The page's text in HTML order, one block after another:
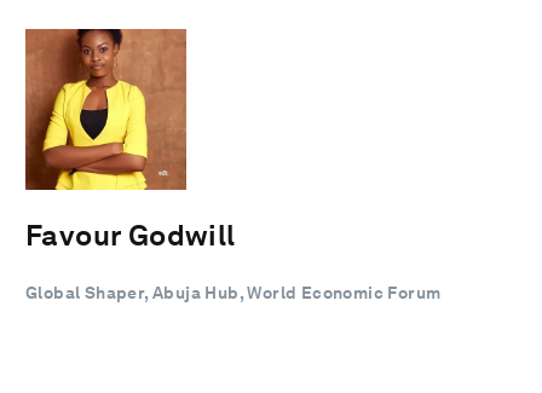
Favour Godwill
Global Shaper, Abuja Hub, World Economic Forum